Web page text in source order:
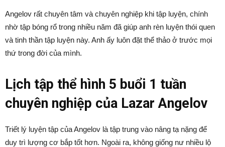
Angelov rất chuyên tâm và chuyên nghiệp khi tập luyện, chính
nhờ tập bóng rổ trong nhiều năm đã giúp anh rèn luyện thói quen
và tinh thần tập luyện này. Anh ấy luôn đặt thể thảo ở trước mọi
thứ trong đời của mình.
Lịch tập thể hình 5 buổi 1 tuần
chuyên nghiệp của Lazar Angelov
Triết lý luyện tập của Angelov là tập trung vào nâng tạ nặng để
duy trì lượng cơ bắp tốt hơn. Ngoài ra, không giống nư nhiều lộ